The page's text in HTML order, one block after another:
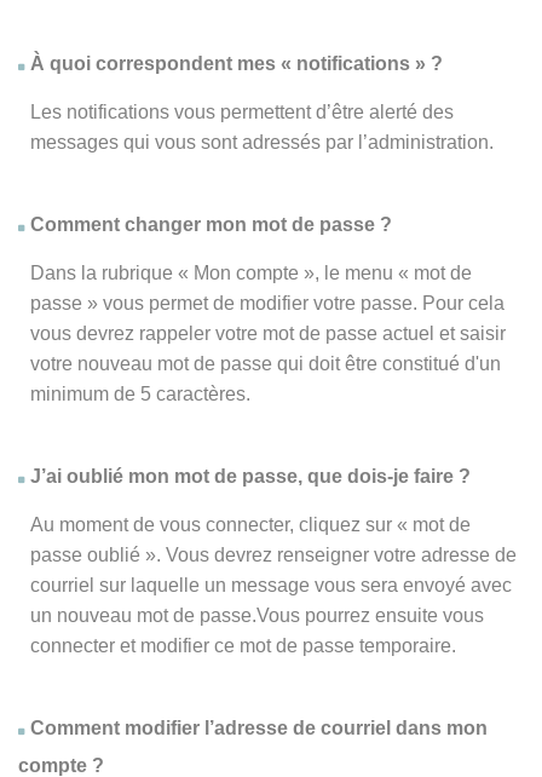
À quoi correspondent mes « notifications » ?
Les notifications vous permettent d’être alerté des
messages qui vous sont adressés par l’administration.
Comment changer mon mot de passe ?
Dans la rubrique « Mon compte », le menu « mot de
passe » vous permet de modifier votre passe. Pour cela
vous devrez rappeler votre mot de passe actuel et saisir
votre nouveau mot de passe qui doit être constitué d'un
minimum de 5 caractères.
J’ai oublié mon mot de passe, que dois-je faire ?
Au moment de vous connecter, cliquez sur « mot de
passe oublié ». Vous devrez renseigner votre adresse de
courriel sur laquelle un message vous sera envoyé avec
un nouveau mot de passe.Vous pourrez ensuite vous
connecter et modifier ce mot de passe temporaire.
Comment modifier l’adresse de courriel dans mon
compte ?